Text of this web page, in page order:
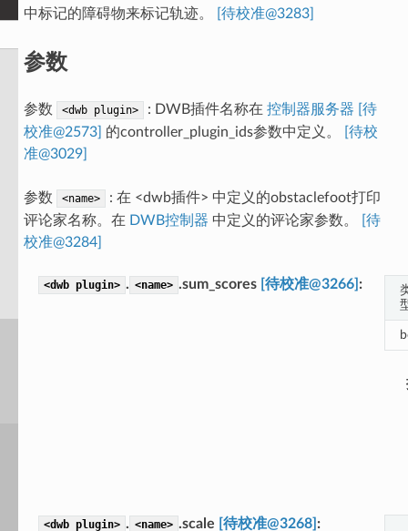
中标记的障碍物来标记轨迹。
[待校准@3283]
参数
参数 <dwb plugin> : DWB插件名称在 控制器服务器 [待
校准@2573]
的controller_plugin_ids参数中定义。
[待校
准@3029]
参数 <name>
: 在 <dwb插件> 中定义的obstaclefoot打印
评论家名称。在 DWB控制器 中定义的评论家参数。
[待
校准@3284]
<dwb plugin> . <name> .sum_scores [待校准@3266]
<dwb plugin> . <name> .scale [待校准@3268]